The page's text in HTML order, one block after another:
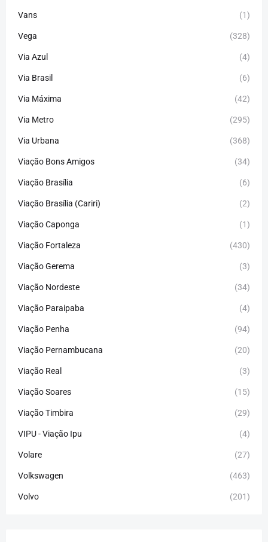
Vans (1)
Vega (328)
Via Azul (4)
Via Brasil (6)
Via Máxima (42)
Via Metro (295)
Via Urbana (368)
Viação Bons Amigos (34)
Viação Brasília (6)
Viação Brasília (Cariri) (2)
Viação Caponga (1)
Viação Fortaleza (430)
Viação Gerema (3)
Viação Nordeste (34)
Viação Paraipaba (4)
Viação Penha (94)
Viação Pernambucana (20)
Viação Real (3)
Viação Soares (15)
Viação Timbira (29)
VIPU - Viação Ipu (4)
Volare (27)
Volkswagen (463)
Volvo (201)